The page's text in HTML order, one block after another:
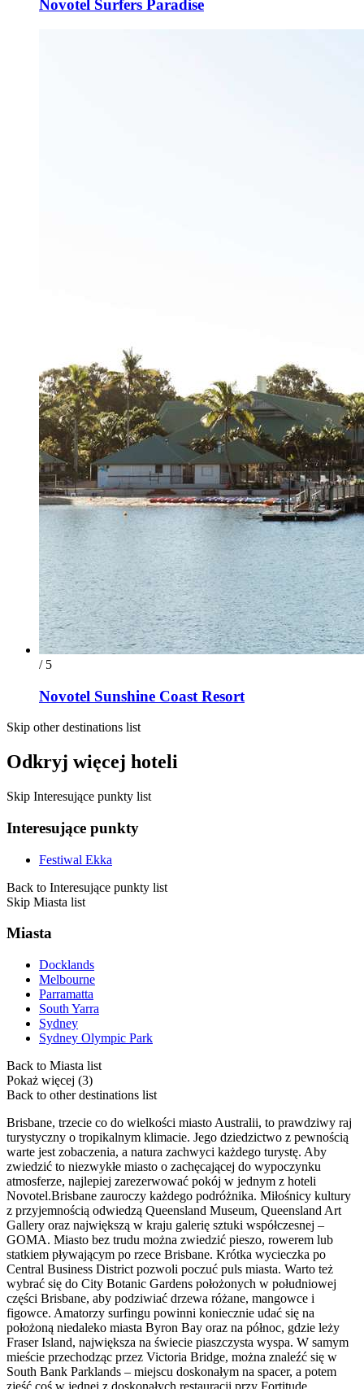
Novotel Surfers Paradise
/ 5
Novotel Sunshine Coast Resort
Skip other destinations list
Odkryj więcej hoteli
Skip Interesujące punkty list
Interesujące punkty
Festiwal Ekka
Back to Interesujące punkty list
Skip Miasta list
Miasta
Docklands
Melbourne
Parramatta
South Yarra
Sydney
Sydney Olympic Park
Back to Miasta list
Pokaż więcej (3)
Back to other destinations list
Brisbane, trzecie co do wielkości miasto Australii, to prawdziwy raj
turystyczny o tropikalnym klimacie. Jego dziedzictwo z pewnością
warte jest zobaczenia, a natura zachwyci każdego turystę. Aby
zwiedzić to niezwykłe miasto o zachęcającej do wypoczynku
atmosferze, najlepiej zarezerwować pokój w jednym z hoteli
Novotel.Brisbane zauroczy każdego podróżnika. Miłośnicy kultury
z przyjemnością odwiedzą Queensland Museum, Queensland Art
Gallery oraz największą w kraju galerię sztuki współczesnej –
GOMA. Miasto bez trudu można zwiedzić pieszo, rowerem lub
statkiem pływającym po rzece Brisbane. Krótka wycieczka po
Central Business District pozwoli poczuć puls miasta. Warto też
wybrać się do City Botanic Gardens położonych w południowej
części Brisbane, aby podziwiać drzewa różane, mangowce i
figowce. Amatorzy surfingu powinni koniecznie udać się na
położoną niedaleko miasta Byron Bay oraz na północ, gdzie leży
Fraser Island, największa na świecie piaszczysta wyspa. W samym
mieście przechodząc przez Victoria Bridge, można znaleźć się w
South Bank Parklands – miejscu doskonałym na spacer, a potem
zjeść coś w jednej z doskonałych restauracji przy Fortitude